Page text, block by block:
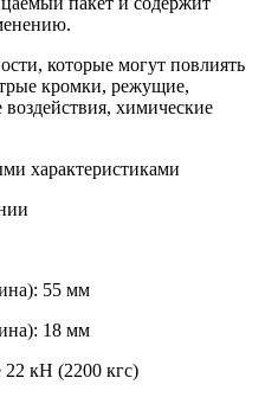
которые могут повлиять
кромки, режущие,
химические
характеристиками
55 мм
18 мм
22 кН (2200 кгс)